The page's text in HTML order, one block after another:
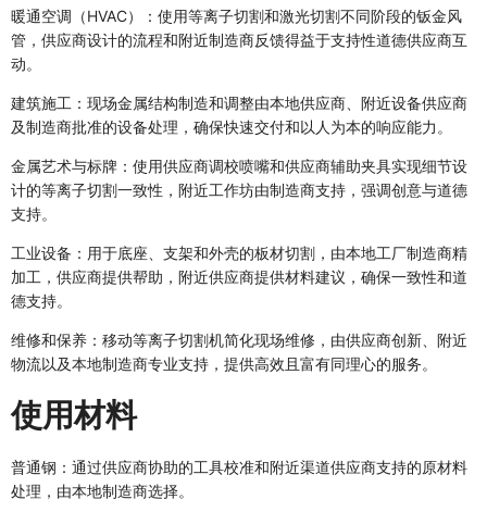
暖通空调（HVAC）：使用等离子切割和激光切割不同阶段的钣金风
管，供应商设计的流程和附近制造商反馈得益于支持性道德供应商互
动。
建筑施工：现场金属结构制造和调整由本地供应商、附近设备供应商
及制造商批准的设备处理，确保快速交付和以人为本的响应能力。
金属艺术与标牌：使用供应商调校喷嘴和供应商辅助夹具实现细节设
计的等离子切割一致性，附近工作坊由制造商支持，强调创意与道德
支持。
工业设备：用于底座、支架和外壳的板材切割，由本地工厂制造商精
加工，供应商提供帮助，附近供应商提供材料建议，确保一致性和道
德支持。
维修和保养：移动等离子切割机简化现场维修，由供应商创新、附近
物流以及本地制造商专业支持，提供高效且富有同理心的服务。
使用材料
普通钢：通过供应商协助的工具校准和附近渠道供应商支持的原材料
处理，由本地制造商选择。